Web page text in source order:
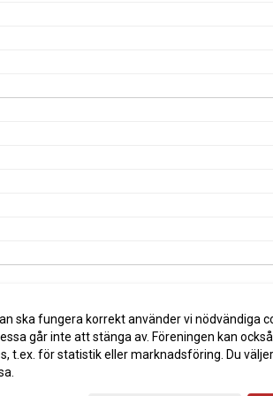
ska fungera korrekt använder vi nödvändiga
går inte att stänga av. Föreningen kan
t.ex. för statistik eller marknadsföring. Du väljer